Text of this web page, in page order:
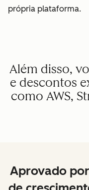
própria plataforma.
Além disso,
e descontos
como AWS,
Aprovado